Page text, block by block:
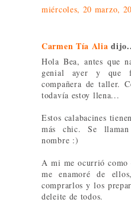
miércoles, 20 marzo,
Carmen Tía Alia
Hola Bea, antes que
genial ayer y que
compañera de taller.
todavía estoy llena...
Estos calabacines
más chic. Se
nombre :)
A mi me ocurrió como
me enamoré de
comprarlos y los
deleite de todos.